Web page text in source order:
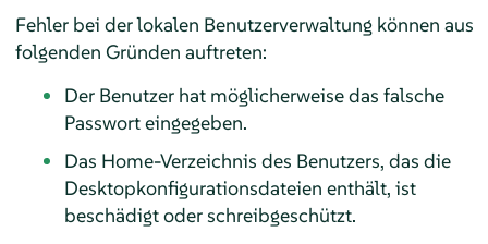
Fehler bei der lokalen Benutzerverwaltung können aus
folgenden Gründen auftreten:
Der Benutzer hat möglicherweise das falsche
Passwort eingegeben.
Das Home-Verzeichnis des Benutzers, das die
Desktopkonfigurationsdateien enthält, ist
beschädigt oder schreibgeschützt.